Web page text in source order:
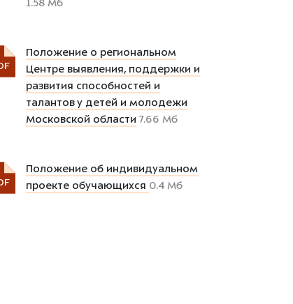
1.58 Мб
Положение о региональном
Центре выявления, поддержки и
развития способностей и
талантов у детей и молодежи
Московской области 7.66 Мб
Положение об индивидуальном
проекте обучающихся 0.4 Мб